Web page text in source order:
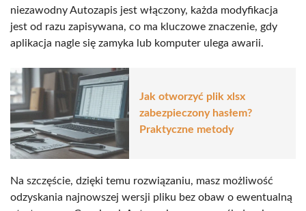
niezawodny Autozapis jest włączony, każda modyfikacja
jest od razu zapisywana, co ma kluczowe znaczenie, gdy
aplikacja nagle się zamyka lub komputer ulega awarii.
Jak otworzyć plik xlsx
zabezpieczony hasłem?
Praktyczne metody
Na szczęście, dzięki temu rozwiązaniu, masz możliwość
odzyskania najnowszej wersji pliku bez obaw o ewentualną